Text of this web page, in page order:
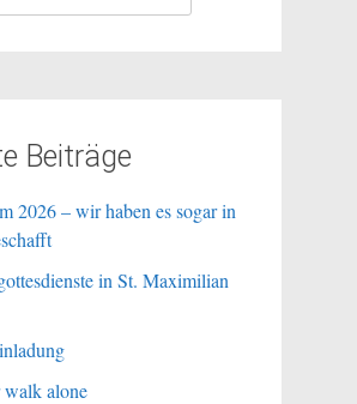
Beiträge
2026 – wir haben es sogar in
in St. Maximilian
walk alone